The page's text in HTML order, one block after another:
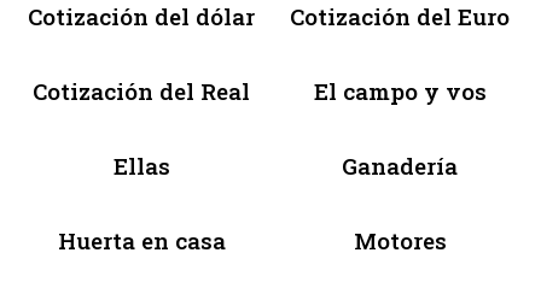
Cotización del dólar Cotización del Euro
Cotización del Real El campo y vos
Ellas Ganadería
Huerta en casa Motores